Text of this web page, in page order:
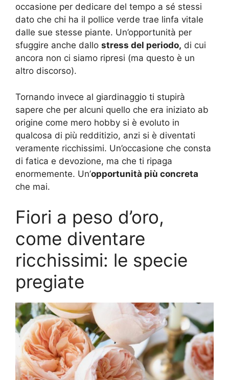
occasione per dedicare del tempo a sé stessi
dato che chi ha il pollice verde trae linfa vitale
dalle sue stesse piante. Un’opportunità per
sfuggire anche dallo stress del periodo, di cui
ancora non ci siamo ripresi (ma questo è un
altro discorso).
Tornando invece al giardinaggio ti stupirà
sapere che per alcuni quello che era iniziato ab
origine come mero hobby si è evoluto in
qualcosa di più redditizio, anzi si è diventati
veramente ricchissimi. Un’occasione che consta
di fatica e devozione, ma che ti ripaga
enormemente. Un’opportunità più concreta
che mai.
Fiori a peso d’oro,
come diventare
ricchissimi: le specie
pregiate